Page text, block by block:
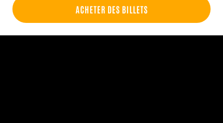
ACHETER DES BILLETS